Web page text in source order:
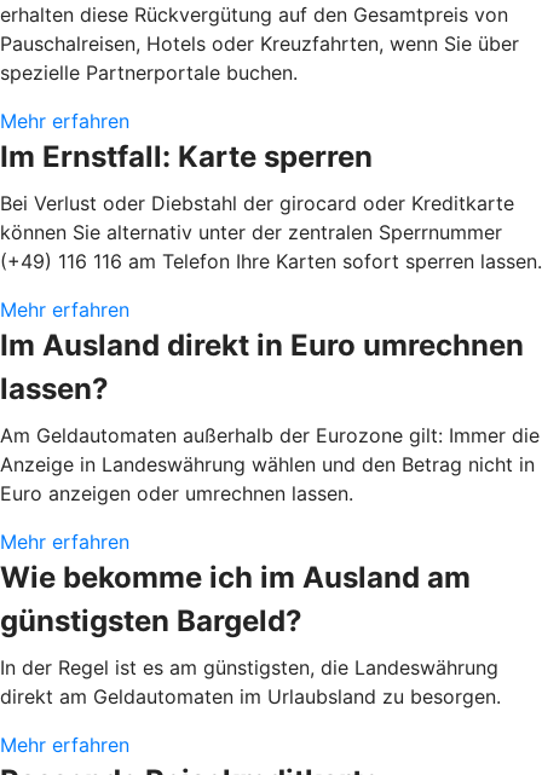
erhalten diese Rückvergütung auf den Gesamtpreis von
Pauschalreisen, Hotels oder Kreuzfahrten, wenn Sie über
spezielle Partnerportale buchen.
Mehr erfahren
Im Ernstfall: Karte sperren
Bei Verlust oder Diebstahl der girocard oder Kreditkarte
können Sie alternativ unter der zentralen Sperrnummer
(+49) 116 116 am Telefon Ihre Karten sofort sperren lassen.
Mehr erfahren
Im Ausland direkt in Euro umrechnen
lassen?
Am Geldautomaten außerhalb der Eurozone gilt: Immer die
Anzeige in Landeswährung wählen und den Betrag nicht in
Euro anzeigen oder umrechnen lassen.
Mehr erfahren
Wie bekomme ich im Ausland am
günstigsten Bargeld?
In der Regel ist es am günstigsten, die Landeswährung
direkt am Geldautomaten im Urlaubsland zu besorgen.
Mehr erfahren